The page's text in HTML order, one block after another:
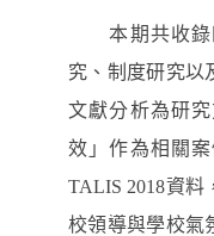
本期共收錄
究、制度研究以
文獻分析為研
效」作為相關
TALIS 2018資
校領導與學校氣